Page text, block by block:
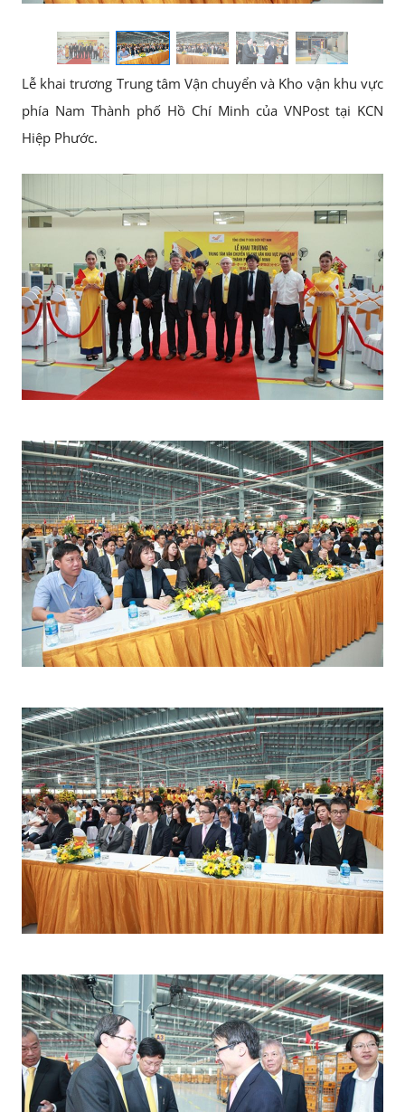
Lễ khai trương Trung tâm Vận chuyển và Kho vận khu vực
phía Nam Thành phố Hồ Chí Minh của VNPost tại KCN
Hiệp Phước.